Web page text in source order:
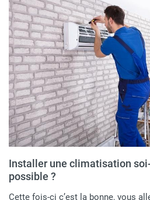
Installer une climatisation
possible ?
Cette fois-ci c’est la bonne, vous